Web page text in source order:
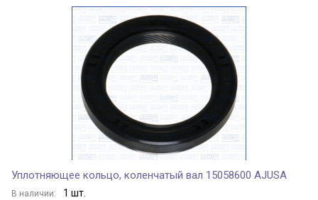
Уплотняющее кольцо, коленчатый вал 15058600 AJUSA
В наличии: 1 шт.